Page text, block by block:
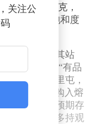
达80平方米/克，
了色彩的饱和度
军曾公开为其站
照并配文：“有品
车到北京三里屯，
伟冰也选择购入熔
场反馈却与预期存
实际购买时多持观
关注公